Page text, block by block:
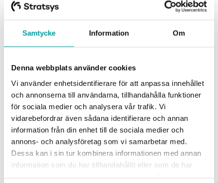
Samtycke Information Om
Denna webbplats använder cookies
Vi använder enhetsidentifierare för att anpassa innehållet
och annonserna till användarna, tillhandahålla funktioner
för sociala medier och analysera vår trafik. Vi
vidarebefordrar även sådana identifierare och annan
information från din enhet till de sociala medier och
annons- och analysföretag som vi samarbetar med.
Dessa kan i sin tur kombinera informationen med annan
information som du har tillhandahållit eller som de har
Produktuppdateringar april - Stratsys
plattform
Hej! Här är de senaste funktionerna och förbättringarna i
risker* Gadgeten för topprisker...